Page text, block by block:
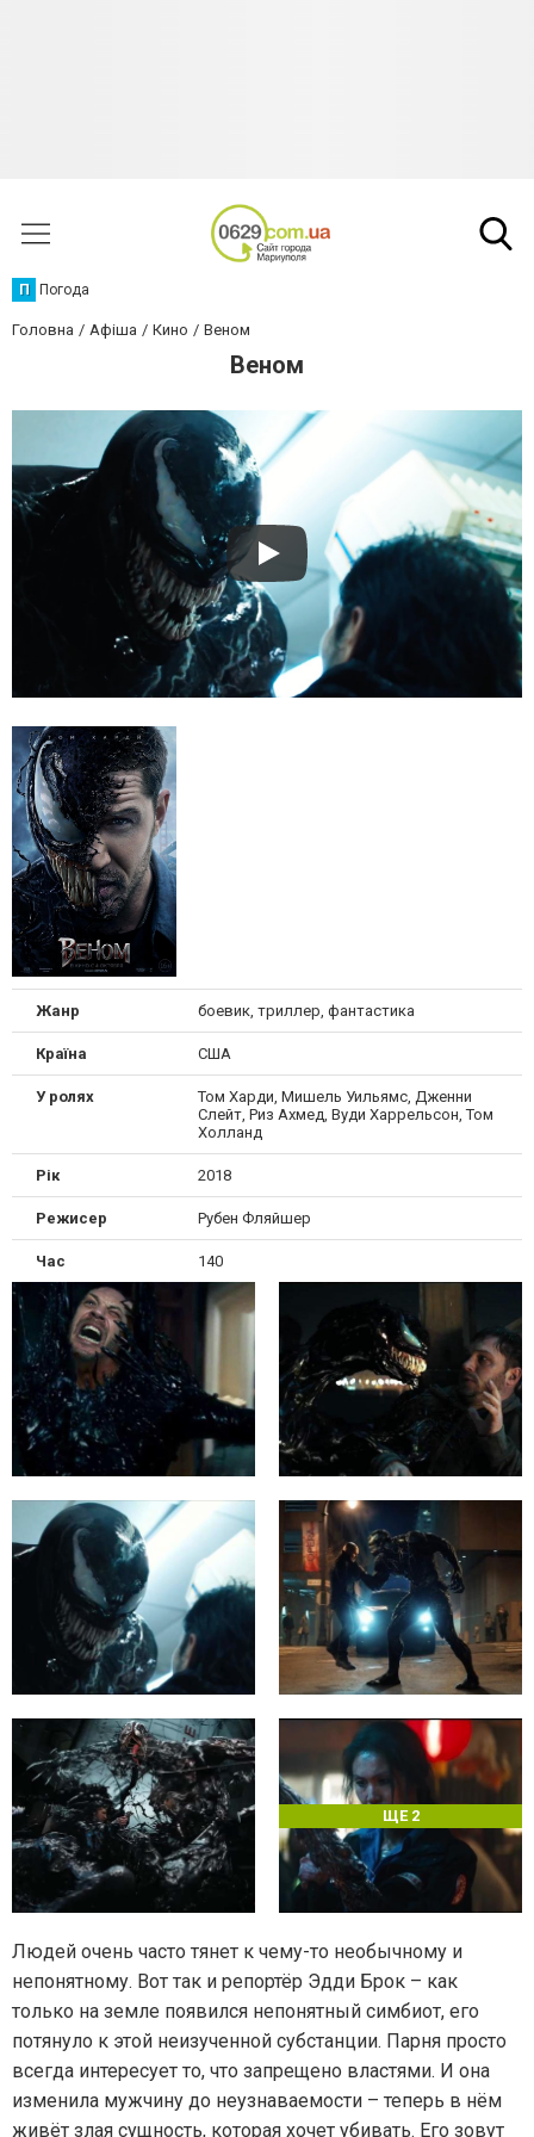
П Погода
Головна Афіша Кино Веном
Веном
Жанр боевик, триллер, фантастика
Країна США
У ролях
Том Харди, Мишель Уильямс, Дженни
Слейт, Риз Ахмед, Вуди Харрельсон, Том
Холланд
Рік 2018
Режисер Рубен Фляйшер
Час 140
ЩЕ 2
Людей очень часто тянет к чему-то необычному и
непонятному. Вот так и репортёр Эдди Брок – как
только на земле появился непонятный симбиот, его
потянуло к этой неизученной субстанции. Парня просто
всегда интересует то, что запрещено властями. И она
изменила мужчину до неузнаваемости – теперь в нём
живёт злая сущность, которая хочет убивать. Его зовут